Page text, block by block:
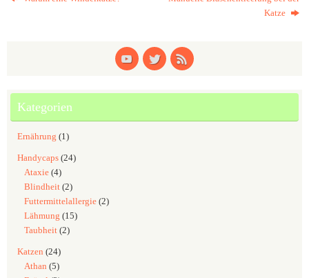
Katze
Kategorien
Ernährung (1)
Handycaps (24)
Ataxie (4)
Blindheit (2)
Futtermittelallergie (2)
Lähmung (15)
Taubheit (2)
Katzen (24)
Athan (5)